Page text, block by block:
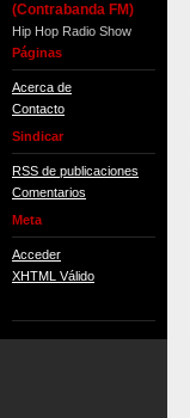
(Contrabanda FM)
Hip Hop Radio Show
Páginas
Acerca de
Contacto
Sindicar
RSS de publicaciones
Comentarios
Meta
Acceder
XHTML Válido